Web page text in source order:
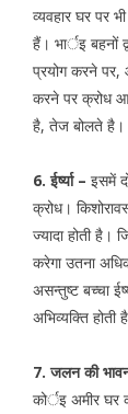
व्यवहार घर पर
हैं। भार्इ बहनों
प्रयोग करने पर,
करने पर क्रोध
है, तेज बोलते है।
6. ईर्ष्या – इसमें
क्रोध।
ज्यादा होती है।
करेगा उतना
असन्तुष्ट बच्चा
अभिव्यक्ति
7. जलन की
कोर्इ अमीर घर